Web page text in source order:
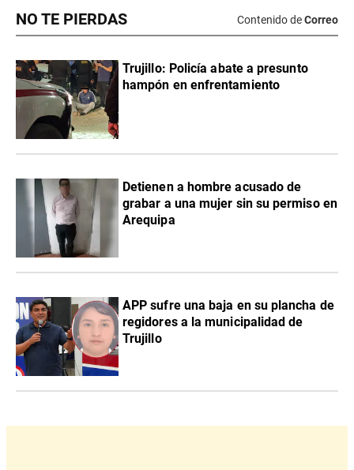
NO TE PIERDAS Contenido deCorreo
Trujillo: Policía abate a presunto
hampón en enfrentamiento
Detienen a hombre acusado de
grabar a una mujer sin su permiso en
Arequipa
APP sufre una baja en su plancha de
regidores a la municipalidad de
Trujillo